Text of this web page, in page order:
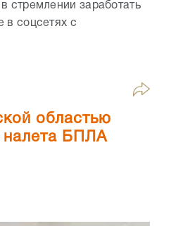
стремлении заработать
в соцсетях с
областью
налета БПЛА